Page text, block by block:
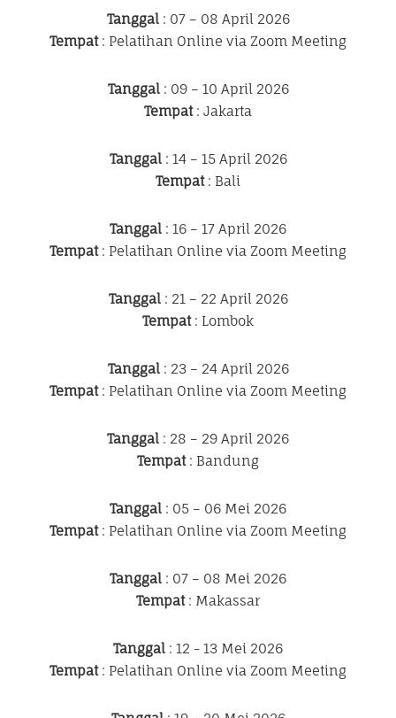
Tanggal: 07 – 08 April 2026
Tempat: Pelatihan Online via Zoom Meeting
Tanggal: 09 – 10 April 2026
Tempat: Jakarta
Tanggal: 14 – 15 April 2026
Tempat: Bali
Tanggal : 16 – 17 April 2026
Tempat: Pelatihan Online via Zoom Meeting
Tanggal: 21 – 22 April 2026
Tempat: Lombok
Tanggal: 23 – 24 April 2026
Tempat: Pelatihan Online via Zoom Meeting
Tanggal : 28 – 29 April 2026
Tempat: Bandung
Tanggal : 05 – 06 Mei 2026
Tempat: Pelatihan Online via Zoom Meeting
Tanggal : 07 – 08 Mei 2026
Tempat: Makassar
Tanggal : 12 - 13 Mei 2026
Tempat: Pelatihan Online via Zoom Meeting